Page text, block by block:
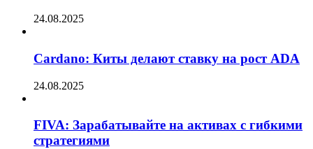
24.08.2025
Cardano: Киты делают ставку на рост ADA
24.08.2025
FIVA: Зарабатывайте на активах с гибкими
стратегиями